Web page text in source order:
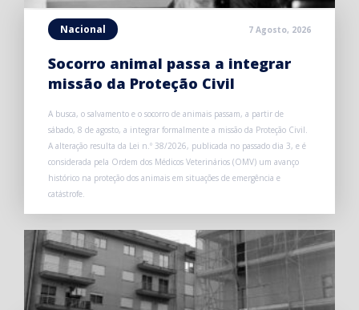
Nacional 7 Agosto, 2026
Socorro animal passa a integrar
missão da Proteção Civil
A busca, o salvamento e o socorro de animais passam, a partir de
sábado, 8 de agosto, a integrar formalmente a missão da Proteção Civil.
A alteração resulta da Lei n.º 38/2026, publicada no passado dia 3, e é
considerada pela Ordem dos Médicos Veterinários (OMV) um avanço
histórico na proteção dos animais em situações de emergência e
catástrofe.